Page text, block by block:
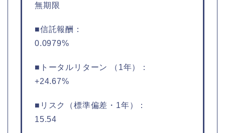
無期限
■信託報酬：
0.0979%
■トータルリターン （1年）：
+24.67%
■リスク（標準偏差・1年）：
15.54